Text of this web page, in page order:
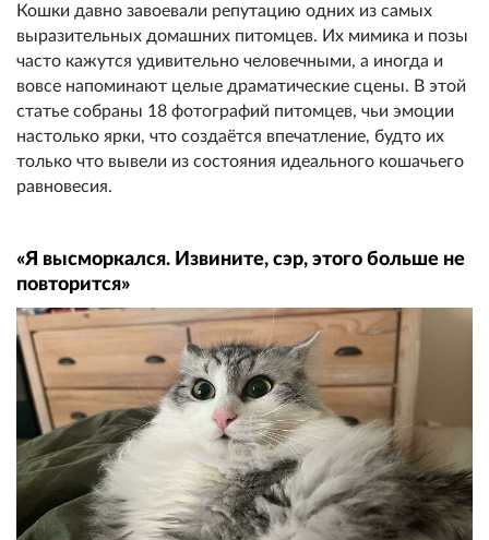
Кошки давно завоевали репутацию одних из самых
выразительных домашних питомцев. Их мимика и позы
часто кажутся удивительно человечными, а иногда и
вовсе напоминают целые драматические сцены. В этой
статье собраны 18 фотографий питомцев, чьи эмоции
настолько ярки, что создаётся впечатление, будто их
только что вывели из состояния идеального кошачьего
равновесия.
«Я высморкался. Извините, сэр, этого больше не
повторится»